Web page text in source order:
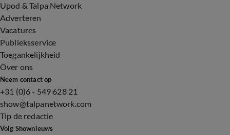
Upod & Talpa Network
Adverteren
Vacatures
Publieksservice
Toegankelijkheid
Over ons
Neem contact op
+31 (0)6 - 549 628 21
show@talpanetwork.com
Tip de redactie
Volg Shownieuws